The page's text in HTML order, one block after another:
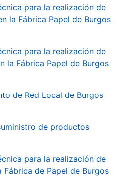
para la realización de
la Fábrica Papel de Burgos
para la realización de
la Fábrica Papel de Burgos
de Red Local de Burgos
de productos
para la realización de
de Papel de Burgos